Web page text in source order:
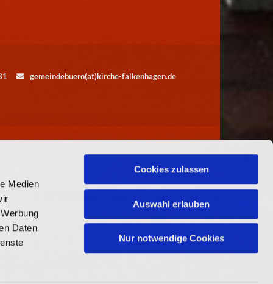
Medien
Daten
Cookies zulassen
Auswahl erlauben
Nur notwendige Cookies
 gemeindebuero(at)kirche-falkenhagen.de